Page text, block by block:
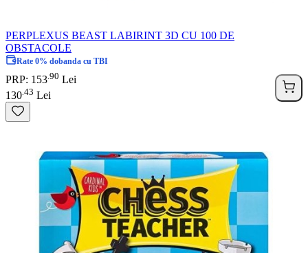
PERPLEXUS BEAST LABIRINT 3D CU 100 DE
OBSTACOLE
Rate 0% dobanda cu TBI
PRP: 153 90 Lei
130 43 Lei